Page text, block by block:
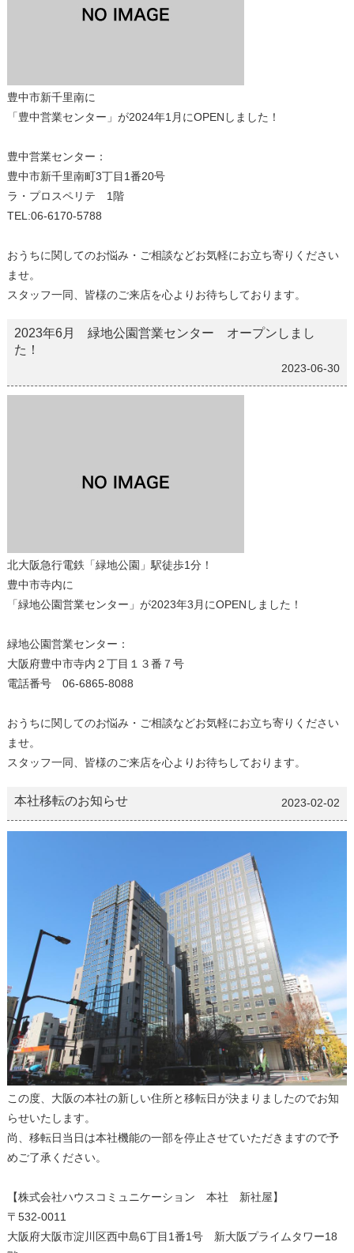
豊中市新千里南に
「豊中営業センター」が2024年1月にOPENしました！
豊中営業センター：
豊中市新千里南町3丁目1番20号
ラ・プロスペリテ 1階
TEL:06-6170-5788
おうちに関してのお悩み・ご相談などお気軽にお立ち寄りください
ませ。
スタッフ一同、皆様のご来店を心よりお待ちしております。
2023年6月 緑地公園営業センター オープンしまし
た！
2023-06-30
北大阪急行電鉄「緑地公園」駅徒歩1分！
豊中市寺内に
「緑地公園営業センター」が2023年3月にOPENしました！
緑地公園営業センター：
大阪府豊中市寺内２丁目１３番７号
電話番号 06-6865-8088
おうちに関してのお悩み・ご相談などお気軽にお立ち寄りください
ませ。
スタッフ一同、皆様のご来店を心よりお待ちしております。
本社移転のお知らせ 2023-02-02
この度、大阪の本社の新しい住所と移転日が決まりましたのでお知
らせいたします。
尚、移転日当日は本社機能の一部を停止させていただきますので予
めご了承ください。
【株式会社ハウスコミュニケーション 本社 新社屋】
〒532-0011
大阪府大阪市淀川区西中島6丁目1番1号 新大阪プライムタワー18